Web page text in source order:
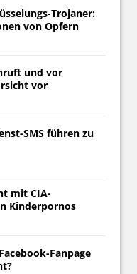
Trojaner:
von Opfern
und vor
vor
SMS führen zu
mit CIA-
Kinderpornos
Fanpage